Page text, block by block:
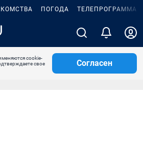
ПОГОДА ТЕЛЕПРОГРАММА
cookie-
свое
Согласен